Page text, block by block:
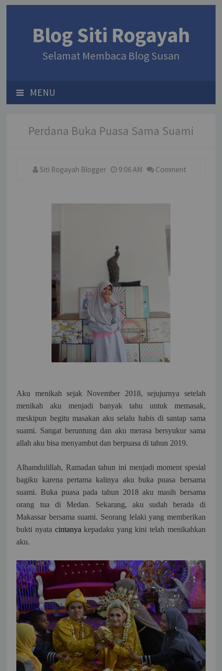
Blog Siti Rogayah
Selamat Membaca Blog Susan
MENU
Perdana Buka Puasa Sama Suami
Siti Rogayah Blogger 9:06 AM Comment
Aku menikah sejak November 2018, sejujurnya setelah
menikah aku menjadi banyak tahu untuk memasak,
meskipun begitu masakan aku selalu habis di santap sama
suami. Sangat beruntung dan aku merasa bersyukur sama
allah aku bisa menyambut dan berpuasa di tahun 2019.
Alhamdulillah, Ramadan tahun ini menjadi moment spesial
bagiku karena pertama kalinya aku buka puasa bersama
suami. Buka puasa pada tahun 2018 aku masih bersama
orang tua di Medan. Sekarang, aku sudah berada di
Makassar bersama suami. Seorang lelaki yang memberikan
bukti nyata cintanya kepadaku yang kini telah menikahkan
aku.